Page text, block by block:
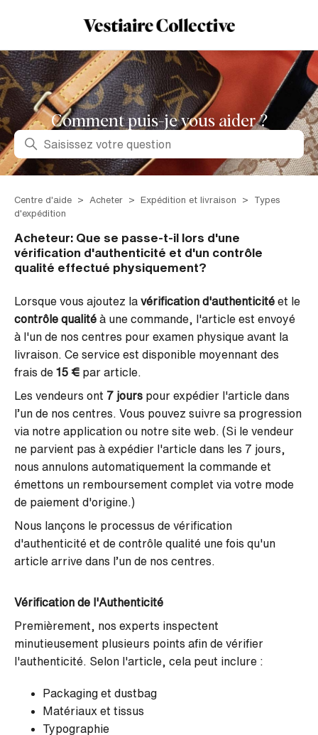
Comment puis-je vous aider ?
Recherche
Centre d'aide Acheter Expédition et livraison
Types
d'expédition
Acheteur: Que se passe-t-il lors d'une
vérification d'authenticité et d'un contrôle
qualité effectué physiquement?
Lorsque vous ajoutez la vérification d'authenticité et le
contrôle qualité à une commande, l'article est envoyé
à l'un de nos centres pour examen physique avant la
livraison. Ce service est disponible moyennant des
frais de 15 € par article.
Les vendeurs ont 7 jours pour expédier l'article dans
l’un de nos centres. Vous pouvez suivre sa progression
via notre application ou notre site web. (Si le vendeur
ne parvient pas à expédier l'article dans les 7 jours,
nous annulons automatiquement la commande et
émettons un remboursement complet via votre mode
de paiement d'origine.)
Nous lançons le processus de vérification
d'authenticité et de contrôle qualité une fois qu'un
article arrive dans l’un de nos centres.
Vérification de l'Authenticité
Premièrement, nos experts inspectent
minutieusement plusieurs points afin de vérifier
l'authenticité. Selon l'article, cela peut inclure :
Packaging et dustbag
Matériaux et tissus
Typographie